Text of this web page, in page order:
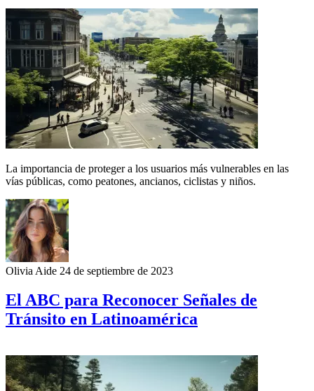
La importancia de proteger a los usuarios más vulnerables en las
vías públicas, como peatones, ancianos, ciclistas y niños.
Olivia Aide 24 de septiembre de 2023
El ABC para Reconocer Señales de
Tránsito en Latinoamérica